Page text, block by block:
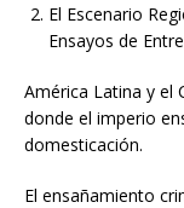
El Escenario
Ensayos de
América Latina y el
donde el imperio
domesticación.
El ensañamiento